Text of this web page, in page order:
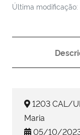
Ministério do
Última
1203 CAL/
Maria
05/10/